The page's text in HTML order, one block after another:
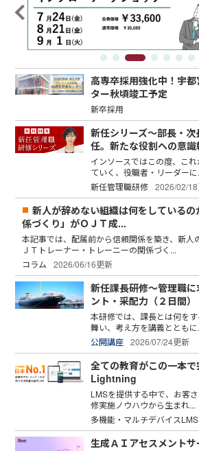
高専卒採用強化中！宇
ター秋頃竣工予定
新卒採用
新任シリーズ～部長・
任。新たな役割への意識
インソースではこの度、こ
ていく、役職者・リーダーに
新任管理職研修 2026/02/
新人が辞めない組織は何をしている
係づくり」がＯＪＴ成...
本記事では、配属前から信頼関係を築き、新人
ＪＴトレーナー・トレーニーの関係づく...
コラム
2026/06/16更新
新任課長研修～管理職
ント・采配力（２日間）
本研修では、課長とは何を
舞い、考え方を講義とともに
公開講座 2026/07/24更新
全ての教育がこの一本
Lightning
LMSを提供する中で、お客
修実施ノウハウから生まれ...
多機能・マルチデバイスLMS
生成ＡＩアセスメントサ